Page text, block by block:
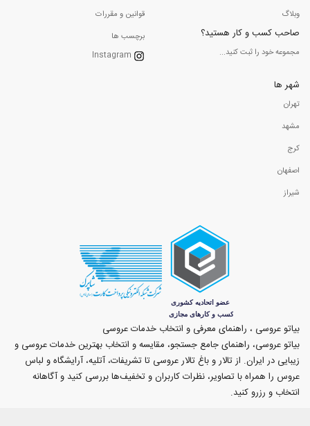
وبلاگ
صاحب کسب و کار هستید؟
مجموعه خود را ثبت کنید...
قوانین و مقررات
برچسب ها
Instagram
شهر ها
تهران
مشهد
کرج
اصفهان
شیراز
بیاتو عروسی ، راهنمای معرفی و انتخاب خدمات عروسی
بیاتو عروسی، راهنمای جامع جستجو، مقایسه و انتخاب بهترین خدمات عروسی و
زیبایی در ایران. از تالار و باغ تالار عروسی تا تشریفات، آتلیه، آرایشگاه و لباس
عروس را همراه با تصاویر، نظرات کاربران و تخفیف‌ها بررسی کنید و آگاهانه
انتخاب و رزرو کنید.